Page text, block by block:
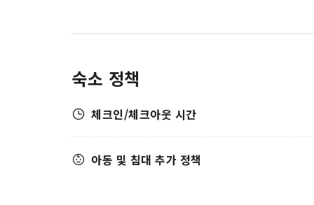
숙소 정책
체크인/체크아웃 시간
아동 및 침대 추가 정책